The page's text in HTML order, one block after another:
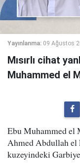
Yayınlanma: 09 Ağustos
Mısırlı cihat
Muhammed el
Ebu Muhammed el
Ahmed Abdullah el
kuzeyindeki